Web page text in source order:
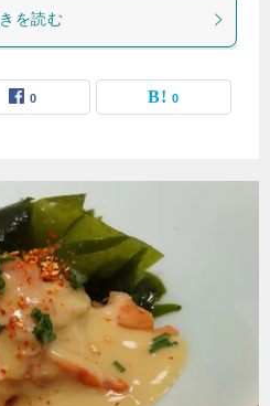
を読む
0 0